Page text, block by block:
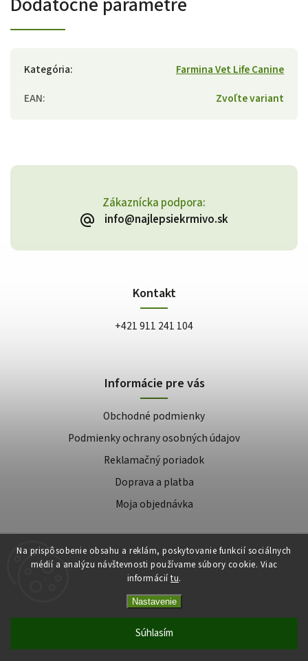
Na prispôsobenie obsahu a reklám, poskytovanie funkcií sociálnych
médií a analýzu návštevnosti používame súbory cookie. Viac
informácií tu.
Nastavenie
Súhlasím
E-shop má nového majiteľa. Intenzívne pracujeme na tom, aby
Kategória:
Farmina Vet Life Canine
EAN: Zvoľte variant
Zákaznícka podpora:
info@najlepsiekrmivo.sk
Kontakt
+421 911 241 104
Informácie pre vás
Obchodné podmienky
Podmienky ochrany osobných údajov
Reklamačný poriadok
Doprava a platba
Moja objednávka
Copyright 2026
Najlepšie krmivo
. Všetky práva vyhradené.
Upraviť nastavenie cookies
Shoptet| Design